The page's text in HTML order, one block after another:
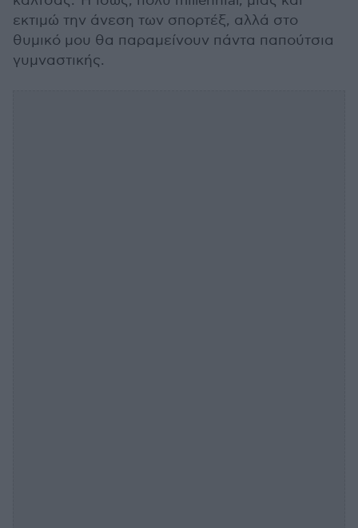
εκτιμώ την άνεση των σπορτέξ, αλλά στο
θυμικό μου θα παραμείνουν πάντα παπούτσια
γυμναστικής.